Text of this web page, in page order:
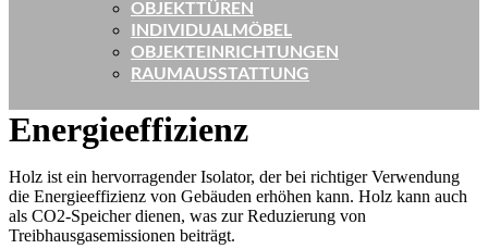
OBJEKTTÜREN
INDIVIDUALMÖBEL
OBJEKTEINRICHTUNGEN
RAUMAUSSTATTUNG
Energieeffizienz
Holz ist ein hervorragender Isolator, der bei richtiger Verwendung
die Energieeffizienz von Gebäuden erhöhen kann. Holz kann auch
als CO2-Speicher dienen, was zur Reduzierung von
Treibhausgasemissionen beiträgt.